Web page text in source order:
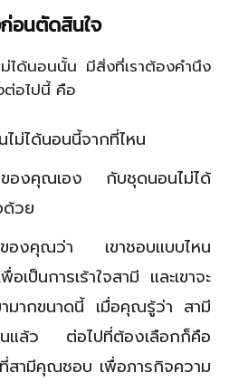
อนตัดสินใจ
ได้นอนนั้น มีสิ่งที่เราต้องคำนึง
อไปนี้ คือ
ม่ได้นอนนี้จากที่ไหน
องคุณเอง กับชุดนอนไม่ได้
วย
ของคุณว่า เขาชอบแบบไหน
เป็นการเร้าใจสามี และเขาจะ
มากขนาดนี้ เมื่อคุณรู้ว่า สามี
แล้ว ต่อไปที่ต้องเลือกก็คือ
สามีคุณชอบ เพื่อภารกิจความ